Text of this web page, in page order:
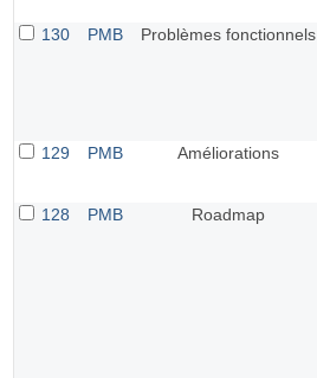
130
PMB Problèmes fonctionnels
129
PMB Améliorations
128
PMB Roadmap